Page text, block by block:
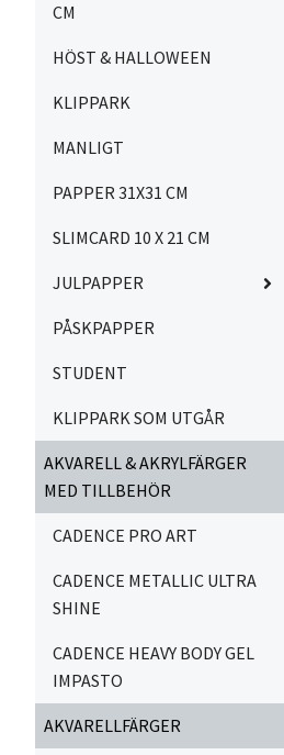
CM
HÖST & HALLOWEEN
KLIPPARK
MANLIGT
PAPPER 31X31 CM
SLIMCARD 10 X 21 CM
JULPAPPER
PÅSKPAPPER
STUDENT
KLIPPARK SOM UTGÅR
AKVARELL & AKRYLFÄRGER
MED TILLBEHÖR
CADENCE PRO ART
CADENCE METALLIC ULTRA
SHINE
CADENCE HEAVY BODY GEL
IMPASTO
AKVARELLFÄRGER